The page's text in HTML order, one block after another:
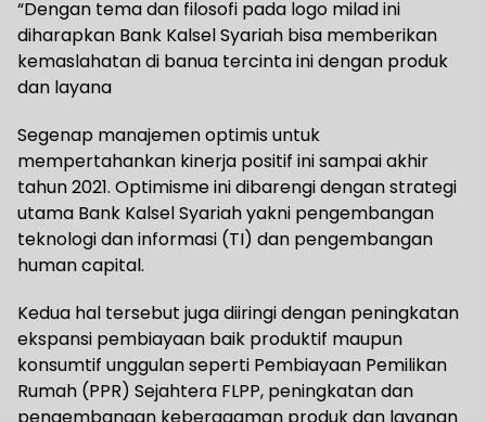
“Dengan tema dan filosofi pada logo milad ini
diharapkan Bank Kalsel Syariah bisa memberikan
kemaslahatan di banua tercinta ini dengan produk
dan layana
Segenap manajemen optimis untuk
mempertahankan kinerja positif ini sampai akhir
tahun 2021. Optimisme ini dibarengi dengan strategi
utama Bank Kalsel Syariah yakni pengembangan
teknologi dan informasi (TI) dan pengembangan
human capital.
Kedua hal tersebut juga diiringi dengan peningkatan
ekspansi pembiayaan baik produktif maupun
konsumtif unggulan seperti Pembiayaan Pemilikan
Rumah (PPR) Sejahtera FLPP, peningkatan dan